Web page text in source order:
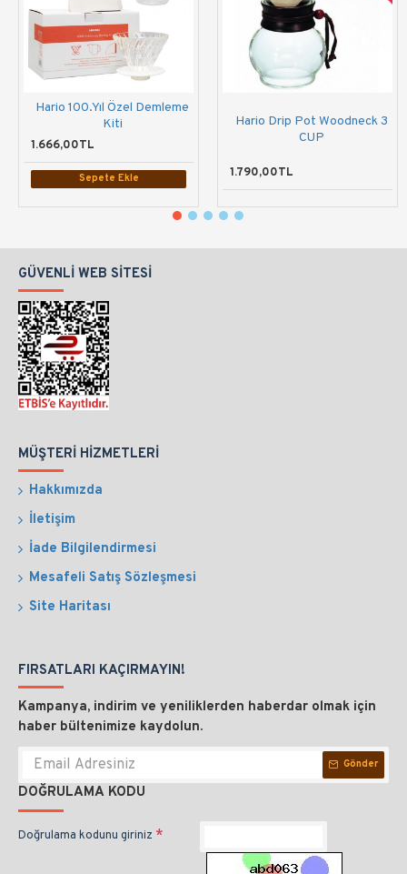
Hario 100.Yıl Özel Demleme
Kiti
1.666,00TL
Sepete Ekle
Hario Drip Pot Woodneck 3
CUP
1.790,00TL
GÜVENLI WEB SITESI
MÜŞTERI HIZMETLERI
Hakkımızda
İletişim
İade Bilgilendirmesi
Mesafeli Satış Sözleşmesi
Site Haritası
FIRSATLARI KAÇIRMAYIN!
Kampanya, indirim ve yeniliklerden haberdar olmak için
haber bültenimize kaydolun.
Gönder
DOĞRULAMA KODU
Doğrulama kodunu giriniz